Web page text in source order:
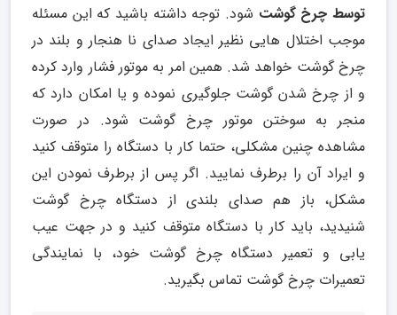
توسط چرخ گوشت شود. توجه داشته باشید که این مسئله
موجب اختلال هایی نظیر ایجاد صدای نا هنجار و بلند در
چرخ گوشت خواهد شد. همین امر به موتور فشار وارد کرده
و از چرخ شدن گوشت جلوگیری نموده و یا امکان دارد که
منجر به سوختن موتور چرخ گوشت شود. در صورت
مشاهده چنین مشکلی، حتما کار با دستگاه را متوقف کنید
و ایراد آن را برطرف نمایید. اگر پس از برطرف نمودن این
مشکل، باز هم صدای بلندی از دستگاه چرخ گوشت
شنیدید، باید کار با دستگاه متوقف کنید و در جهت عیب
یابی و تعمیر دستگاه چرخ گوشت خود، با نمایندگی
تعمیرات چرخ گوشت تماس بگیرید.